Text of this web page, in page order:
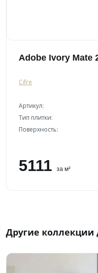
Adobe Ivory Mate
Cifre
Артикул:
Тип плитки:
Поверхность:
5111 за м²
Другие